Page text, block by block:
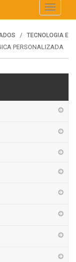
Toggle
TECNOLOGIA E
PERSONALIZADA